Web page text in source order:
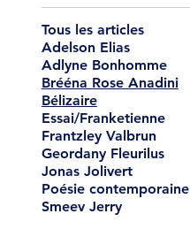
Tous les articles
Adelson Elias
Adlyne Bonhomme
Brééna Rose Anadini
Bélizaire
Essai/Franketienne
Frantzley Valbrun
Geordany Fleurilus
Jonas Jolivert
Poésie contemporaine
Smeev Jerry